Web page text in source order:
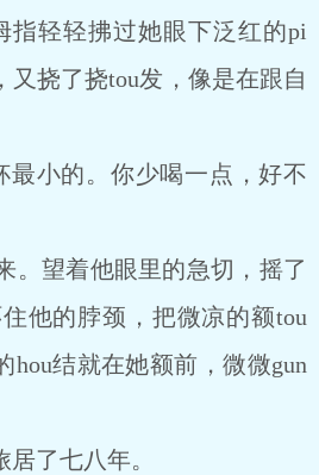
轻轻拂过她眼下泛红的pi
又挠了挠tou发，像是在跟自
小的。你少喝一点，好不
望着他眼里的急切，摇了
他的脖颈，把微凉的额tou
hou结就在她额前，微微gun
了七八年。